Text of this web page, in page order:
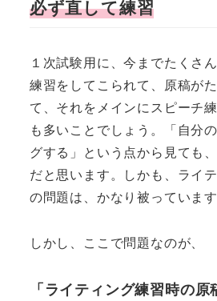
必ず直して練習
１次試験用に、今までたくさ
練習をしてこられて、原稿が
て、それをメインにスピーチ
も多いことでしょう。「自分
グする」という点から見ても
だと思います。しかも、ライ
の問題は、かなり被っています
しかし、ここで問題なのが、
「ライティング練習時の